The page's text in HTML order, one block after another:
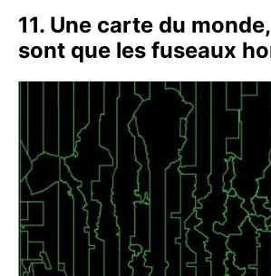
11. Une carte du
sont que les fuseaux